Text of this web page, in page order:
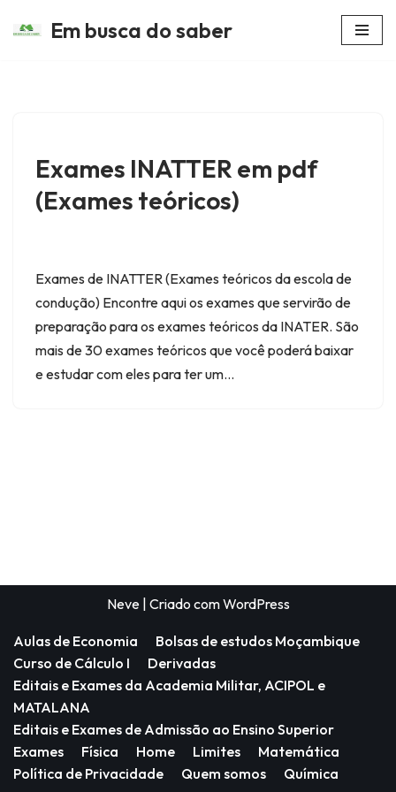
Em busca do saber
Exames INATTER em pdf
(Exames teóricos)
Exames de INATTER (Exames teóricos da escola de
condução) Encontre aqui os exames que servirão de
preparação para os exames teóricos da INATER. São
mais de 30 exames teóricos que você poderá baixar
e estudar com eles para ter um…
Neve| Criado comWordPress
Aulas de Economia
Bolsas de estudos Moçambique
Curso de Cálculo I
Derivadas
Editais e Exames da Academia Militar, ACIPOL e
MATALANA
Editais e Exames de Admissão ao Ensino Superior
Exames
Física Home Limites
Matemática
Política de Privacidade
Quem somos Química